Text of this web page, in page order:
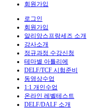
회원가입
로그인
회원가입
알리앙스프랑세즈 소개
강사소개
정규과정 수강신청
테마별 아틀리에
DELF/TCF 시험준비
동영상수업
1:1 개인수업
온라인 레벨테스트
DELF/DALF 소개